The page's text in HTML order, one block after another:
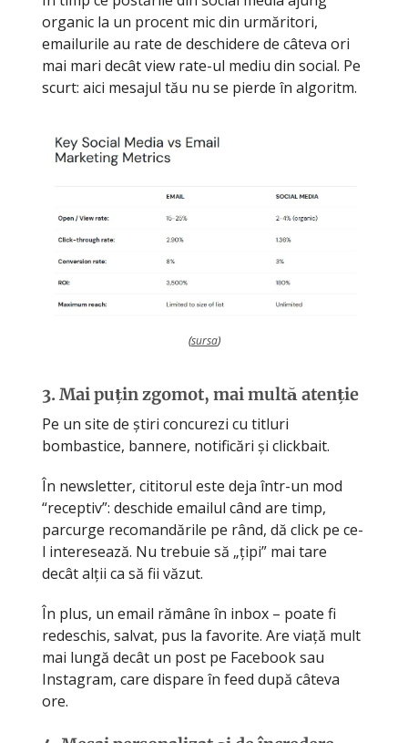
organic la un procent mic din urmăritori,
emailurile au rate de deschidere de câteva ori
mai mari decât view rate-ul mediu din social. Pe
scurt: aici mesajul tău nu se pierde în algoritm.
(sursa)
3. Mai puțin zgomot, mai multă atenție
Pe un site de știri concurezi cu titluri
bombastice, bannere, notificări și clickbait.
În newsletter, cititorul este deja într-un mod
“receptiv”: deschide emailul când are timp,
parcurge recomandările pe rând, dă click pe ce-
l interesează. Nu trebuie să „țipi” mai tare
decât alții ca să fii văzut.
În plus, un email rămâne în inbox – poate fi
redeschis, salvat, pus la favorite. Are viață mult
mai lungă decât un post pe Facebook sau
Instagram, care dispare în feed după câteva
ore.